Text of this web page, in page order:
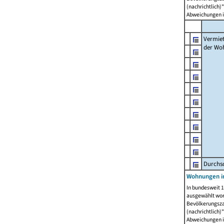
Abweichungen
der
Wohnungen
In bundesweit
ausgewählt
Abweichungen